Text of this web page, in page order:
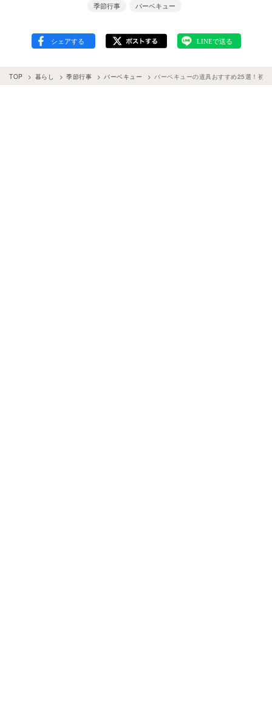
季節行事 バーベキュー
TOP 暮らし 季節行事 バーベキュー バーベキューの道具おすすめ25選！初